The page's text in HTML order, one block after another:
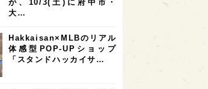
3 3
台湾 2 アジア 2
2
が、10/3(土)に府中市・
大…
Hakkaisan×MLBのリアル
体感型POP-UPショップ
「スタンドハッカイサ…